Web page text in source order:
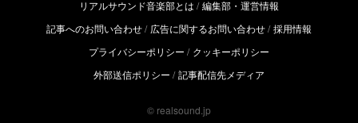
リアルサウンド音楽部とは
編集部・運営情報
記事へのお問い合わせ
広告に関するお問い合わせ 採用情報
プライバシーポリシー
クッキーポリシー
外部送信ポリシー
記事配信先メディア
© realsound.jp